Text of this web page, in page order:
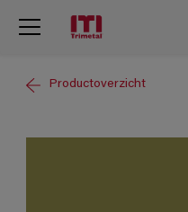
Productoverzicht